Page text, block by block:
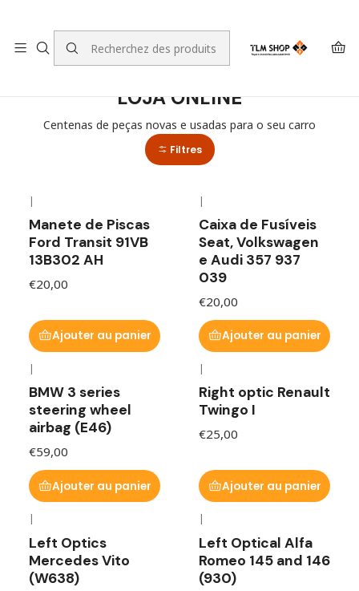
Accueil LOJA ONLINE
LOJA ONLINE
Centenas de peças novas e usadas para o seu carro
Filtres
|
Manete de Piscas
Ford Transit 91VB
13B302 AH
€20,00
Ajouter au panier
|
Caixa de Fusíveis
Seat, Volkswagen
e Audi 357 937
039
€20,00
Ajouter au panier
|
BMW 3 series
steering wheel
airbag (E46)
€59,00
Ajouter au panier
|
Right optic Renault
Twingo I
€25,00
Ajouter au panier
|
Left Optics
Mercedes Vito
(W638)
|
Left Optical Alfa
Romeo 145 and 146
(930)